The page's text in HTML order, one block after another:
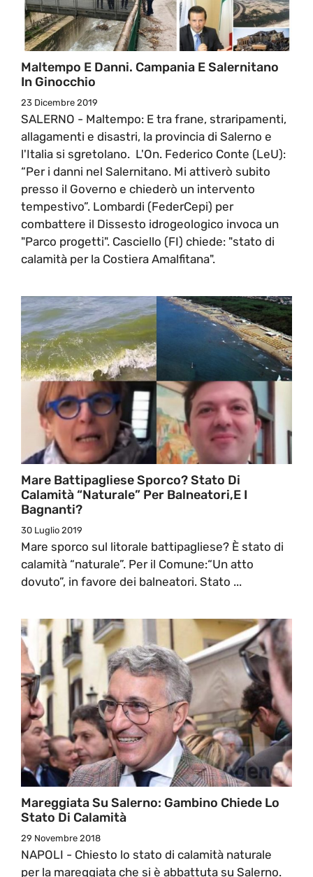
Maltempo E Danni. Campania E Salernitano
In Ginocchio
23 Dicembre 2019
SALERNO - Maltempo: E tra frane, straripamenti,
allagamenti e disastri, la provincia di Salerno e
l'Italia si sgretolano. L'On. Federico Conte (LeU):
“Per i danni nel Salernitano. Mi attiverò subito
presso il Governo e chiederò un intervento
tempestivo”. Lombardi (FederCepi) per
combattere il Dissesto idrogeologico invoca un
"Parco progetti". Casciello (FI) chiede: "stato di
calamità per la Costiera Amalfitana".
Mare Battipagliese Sporco? Stato Di
Calamità “naturale” Per Balneatori,e I
Bagnanti?
30 Luglio 2019
Mare sporco sul litorale battipagliese? È stato di
calamità “naturale”. Per il Comune:“Un atto
dovuto”, in favore dei balneatori. Stato ...
Mareggiata Su Salerno: Gambino Chiede Lo
Stato Di Calamità
29 Novembre 2018
NAPOLI - Chiesto lo stato di calamità naturale
per la mareggiata che si è abbattuta su Salerno.